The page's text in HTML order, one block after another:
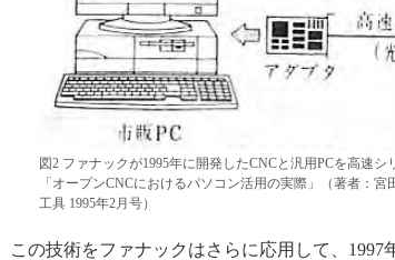
図2 ファナックが1995年に開発したCNCと汎用PCを高速
「オープンCNCにおけるパソコン活用の実際」（著者：
工具 1995年2月号）
この技術をファナックはさらに応用して、1997